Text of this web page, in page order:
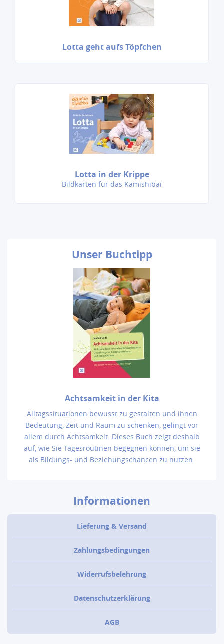
Lotta geht aufs Töpfchen
Lotta in der Krippe
Bildkarten für das Kamishibai
Unser Buchtipp
Achtsamkeit in der Kita
Alltagssituationen bewusst zu gestalten und ihnen
Bedeutung, Zeit und Raum zu schenken, gelingt vor
allem durch Achtsamkeit. Dieses Buch zeigt deshalb
auf, wie Sie Tagesroutinen begegnen können, um sie
als Bildungs- und Beziehungschancen zu nutzen.
Informationen
Lieferung & Versand
Zahlungsbedingungen
Widerrufsbelehrung
Datenschutzerklärung
AGB